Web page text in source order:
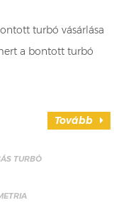
turbó vásárlása
a bontott turbó
Tovább
TURBÓ